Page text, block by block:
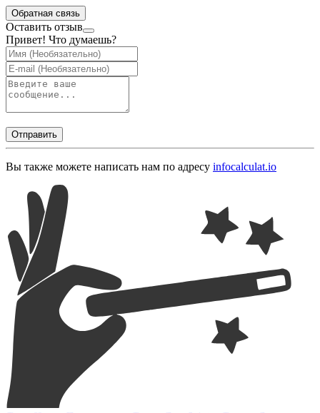
Обратная связь
Оставить отзыв
Привет! Что думаешь?
Отправить
Вы также можете написать нам по адресу infocalculat.io